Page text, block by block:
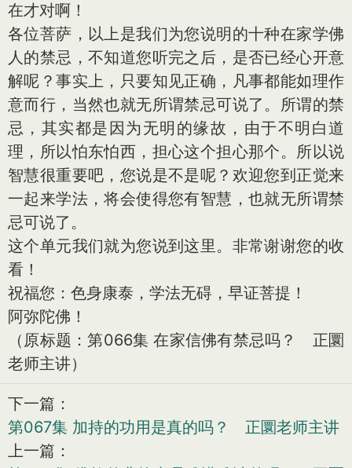
在才对啊！
各位菩萨，以上是我们为您说明的十种在家学佛
人的禁忌，不知道您听完之后，是否已经心开意
解呢？事实上，只要知见正确，凡事都能如理作
意而行，当然也就无所谓禁忌可说了。所谓的禁
忌，其实都是因为无明的缘故，由于不明白道
理，所以怕东怕西，担心这个担心那个。所以说
智慧很重要吧，您说是不是呢？欢迎您到正觉来
一起来学法，将会使得您有智慧，也就无所谓禁
忌可说了。
这个单元我们就为您说到这里。非常谢谢您的收
看！
祝福您：色身康泰，学法无碍，早证菩提！
阿弥陀佛！
（原标题：第066集 在家信佛有禁忌吗？ 正圜
老师主讲）
下一篇：
第067集 加持的功用是真的吗？ 正圜老师主讲
上一篇：